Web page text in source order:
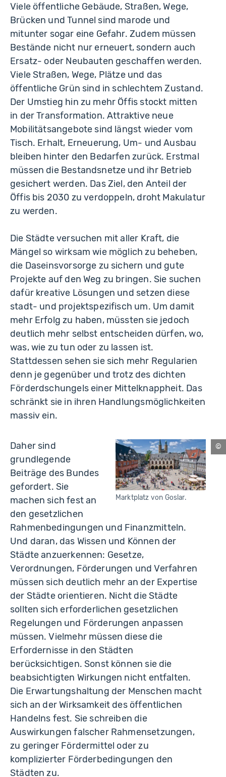
Viele öffentliche Gebäude, Straßen, Wege,
Brücken und Tunnel sind marode und
mitunter sogar eine Gefahr. Zudem müssen
Bestände nicht nur erneuert, sondern auch
Ersatz- oder Neubauten geschaffen werden.
Viele Straßen, Wege, Plätze und das
öffentliche Grün sind in schlechtem Zustand.
Der Umstieg hin zu mehr Öffis stockt mitten
in der Transformation. Attraktive neue
Mobilitätsangebote sind längst wieder vom
Tisch. Erhalt, Erneuerung, Um- und Ausbau
bleiben hinter den Bedarfen zurück. Erstmal
müssen die Bestandsnetze und ihr Betrieb
gesichert werden. Das Ziel, den Anteil der
Öffis bis 2030 zu verdoppeln, droht Makulatur
zu werden.
Die Städte versuchen mit aller Kraft, die
Mängel so wirksam wie möglich zu beheben,
die Daseinsvorsorge zu sichern und gute
Projekte auf den Weg zu bringen. Sie suchen
dafür kreative Lösungen und setzen diese
stadt- und projektspezifisch um. Um damit
mehr Erfolg zu haben, müssten sie jedoch
deutlich mehr selbst entscheiden dürfen, wo,
was, wie zu tun oder zu lassen ist.
Stattdessen sehen sie sich mehr Regularien
denn je gegenüber und trotz des dichten
Förderdschungels einer Mittelknappheit. Das
schränkt sie in ihren Handlungsmöglichkeiten
massiv ein.
Marktplatz von Goslar.
Daher sind
grundlegende
Beiträge des Bundes
gefordert. Sie
machen sich fest an
den gesetzlichen
Rahmenbedingungen und Finanzmitteln.
Und daran, das Wissen und Können der
Städte anzuerkennen: Gesetze,
Verordnungen, Förderungen und Verfahren
müssen sich deutlich mehr an der Expertise
der Städte orientieren. Nicht die Städte
sollten sich erforderlichen gesetzlichen
Regelungen und Förderungen anpassen
müssen. Vielmehr müssen diese die
Erfordernisse in den Städten
berücksichtigen. Sonst können sie die
beabsichtigten Wirkungen nicht entfalten.
Die Erwartungshaltung der Menschen macht
sich an der Wirksamkeit des öffentlichen
Handelns fest. Sie schreiben die
Auswirkungen falscher Rahmensetzungen,
zu geringer Fördermittel oder zu
komplizierter Förderbedingungen den
Städten zu.